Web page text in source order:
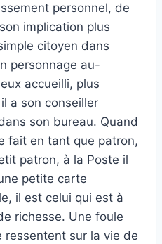
personnel, de
implication plus
citoyen dans
personnage au-
accueilli, plus
a son conseiller
son bureau. Quand
fait en tant que patron,
patron, à la Poste il
petite carte
il est celui qui est à
richesse. Une foule
sur la vie de